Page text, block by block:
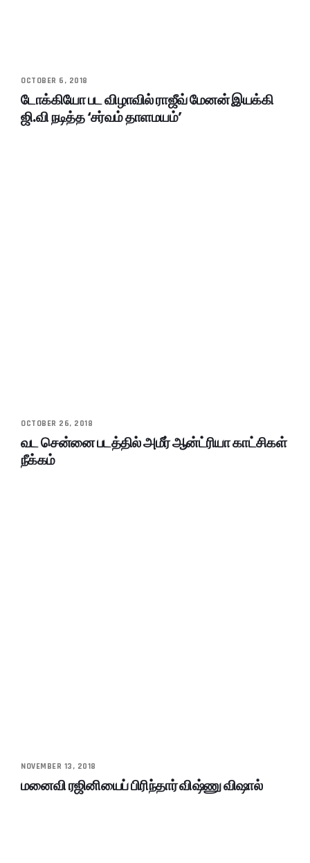
OCTOBER 6, 2018
டோக்கியோ பட விழாவில் ராஜீவ் மேனன் இயக்கி
ஜி.வி நடித்த ‘சர்வம் தாளமயம்’
OCTOBER 26, 2018
வட சென்னை படத்தில் அமீர் ஆன்ட்ரியா காட்சிகள்
நீக்கம்
NOVEMBER 13, 2018
மனைவி ரஜினியைப் பிரிந்தார் விஷ்ணு விஷால்